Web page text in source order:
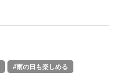
#雨の日も楽しめる